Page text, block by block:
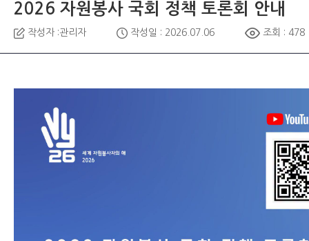
2026 자원봉사 국회 정책 토론회 안내
작성자 :관리자 작성일 : 2026.07.06 조회 : 478